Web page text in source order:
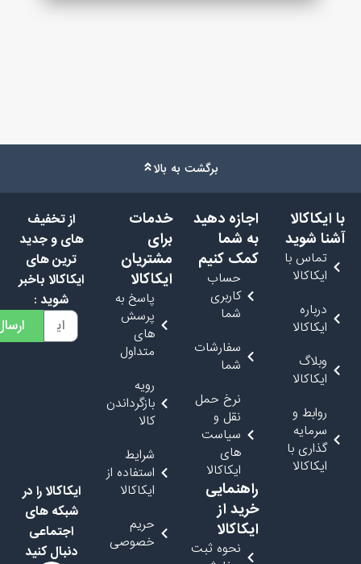
برگشت به بالا
ایکاکالا
شوید
تماس با
ایکاکالا
درباره
ایکاکالا
وبلاگ
ایکاکالا
روابط و
سرمایه
گذاری با
ایکاکالا
اجازه دهید
به شما
کمک کنیم
حساب
کاربری
سفارشات
شما
نرخ حمل
نقل و
سیاست
ایکاکالا
راهنمایی
خرید از
ایکاکالا
نحوه ثبت
خدمات
برای
مشتریان
ایکاکالا
پاسخ به
پرسش
های
متداول
بازگرداندن
شرایط
استفاده از
ایکاکالا
حریم
خصوصی
از تخفیف
های و جدید
ترین های
ایکاکالا باخبر
شوید :
ارسال
ایکاکالا را در
شبکه های
اجتماعی
دنبال کنید